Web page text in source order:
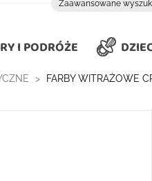
Zaawansowane
I PODRÓŻE
FARBY WITRAŻOWE